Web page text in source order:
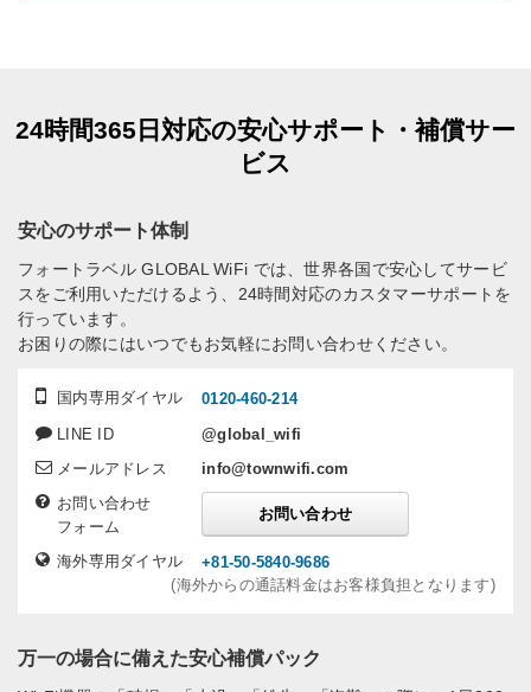
24時間365日対応の安心サポート・補償サー
ビス
安心のサポート体制
国内専用ダイヤル
0120-460-214
LINE ID
@global_wifi
メールアドレス
info@townwifi.com
お問い合わせ
フォーム
お問い合わせ
海外専用ダイヤル
+81-50-5840-9686
(海外からの通話料金はお客様負担となります)
フォートラベル GLOBAL WiFi では、世界各国で安心してサービ
スをご利用いただけるよう、24時間対応のカスタマーサポートを
行っています。
お困りの際にはいつでもお気軽にお問い合わせください。
万一の場合に備えた安心補償パック